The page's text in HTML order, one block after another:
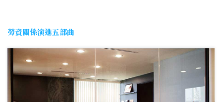
勞資關係演進五部曲